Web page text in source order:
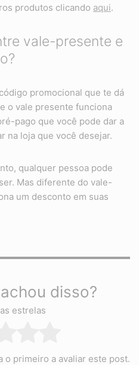
produtos clicando aqui.
vale-presente e
promocional que te dá
o vale presente funciona
pago que você pode dar a
na loja que você desejar.
qualquer pessoa pode
Mas diferente do vale-
um desconto em suas
disso?
estrelas
o primeiro a avaliar este post.